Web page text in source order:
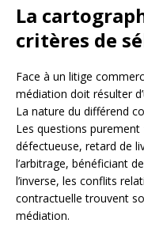
La
critères de
Face à un litige
médiation doit résulter
La nature du différend
Les questions purement
défectueuse, retard de
l’arbitrage, bénéficiant
l’inverse, les conflits
contractuelle trouvent
médiation.